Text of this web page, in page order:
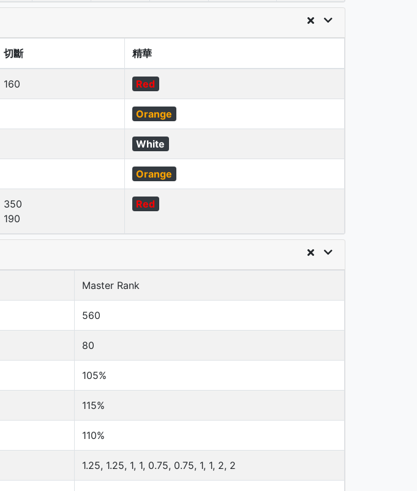
切斷 精華
160 Red
Orange
White
Orange
350
190
Red
Master Rank
560
80
105%
115%
110%
1.25, 1.25, 1, 1, 0.75, 0.75, 1, 1, 2, 2